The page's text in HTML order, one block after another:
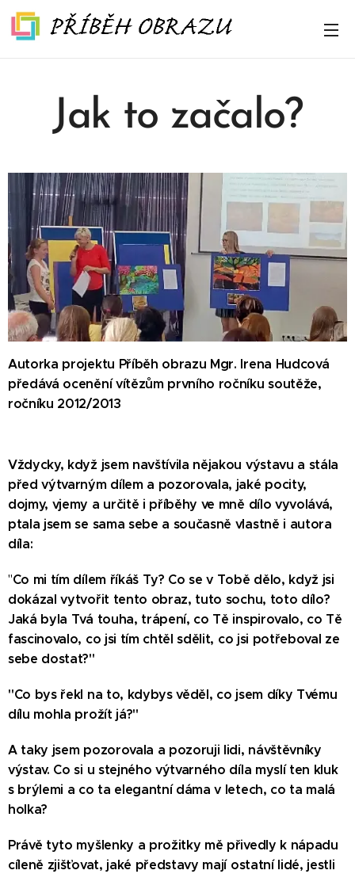
Jak to začalo?
Autorka projektu Příběh obrazu Mgr. Irena Hudcová
předává ocenění vítězům prvního ročníku soutěže,
ročníku 2012/2013
Vždycky, když jsem navštívila nějakou výstavu a stála
před výtvarným dílem a pozorovala, jaké pocity,
dojmy, vjemy a určitě i příběhy ve mně dílo vyvolává,
ptala jsem se sama sebe a současně vlastně i autora
díla:
"Co mi tím dílem říkáš Ty? Co se v Tobě dělo, když jsi
dokázal vytvořit tento obraz, tuto sochu, toto dílo?
Jaká byla Tvá touha, trápení, co Tě inspirovalo, co Tě
fascinovalo, co jsi tím chtěl sdělit, co jsi potřeboval ze
sebe dostat?"
"Co bys řekl na to, kdybys věděl, co jsem díky Tvému
dílu mohla prožít já?"
A taky jsem pozorovala a pozoruji lidi, návštěvníky
výstav. Co si u stejného výtvarného díla myslí ten kluk
s brýlemi a co ta elegantní dáma v letech, co ta malá
holka?
Právě tyto myšlenky a prožitky mě přivedly k nápadu
cíleně zjišťovat, jaké představy mají ostatní lidé, jestli